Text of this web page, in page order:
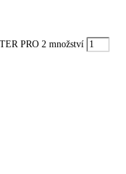
PRO 2 množství